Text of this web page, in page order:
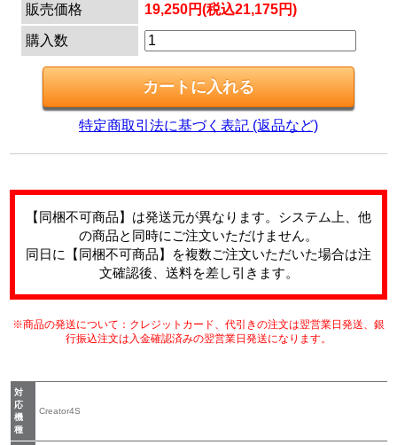
販売価格
19,250円(税込21,175円)
購入数
特定商取引法に基づく表記 (返品など)
【同梱不可商品】は発送元が異なります。システム上、他
の商品と同時にご注文いただけません。
同日に【同梱不可商品】を複数ご注文いただいた場合は注
文確認後、送料を差し引きます。
※商品の発送について：クレジットカード、代引きの注文は翌営業日発送、銀
行振込注文は入金確認済みの翌営業日発送になります。
対
応
機
種
Creator4S